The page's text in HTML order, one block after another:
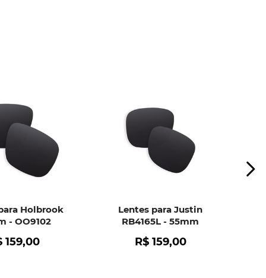
Holbrook
- OO9102
159,00
Lentes para Justin
RB4165L - 55mm
R$ 159,00